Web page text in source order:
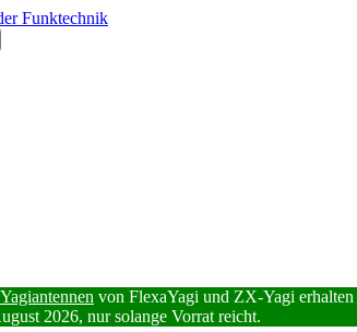
Yagiantennen von FlexaYagi und ZX-Yagi
2026, nur solange Vorrat reicht.